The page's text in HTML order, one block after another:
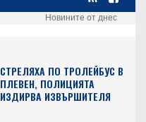
Новините от днес
СТРЕЛЯХА ПО ТРОЛЕЙБУС В
ПЛЕВЕН, ПОЛИЦИЯТА
ИЗДИРВА ИЗВЪРШИТЕЛЯ